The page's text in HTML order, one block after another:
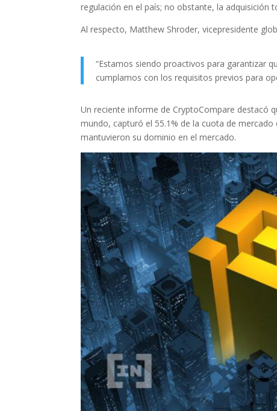
regulación en el país; no obstante, la adquisición
Al respecto, Matthew Shroder, vicepresidente
“Estamos siendo proactivos para garantizar
cumplamos con los requisitos previos para
Un reciente informe de CryptoCompare destacó
mundo, capturó el 55.1% de la cuota de
mantuvieron su dominio en el mercado.